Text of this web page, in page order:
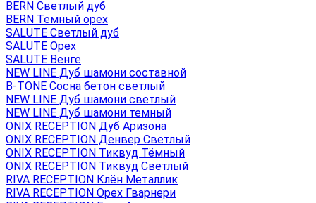
BERN Светлый дуб
BERN Темный орех
SALUTE Светлый дуб
SALUTE Орех
SALUTE Венге
NEW LINE Дуб шамони составной
B-TONE Сосна бетон светлый
NEW LINE Дуб шамони светлый
NEW LINE Дуб шамони темный
ONIX RECEPTION Дуб Аризона
ONIX RECEPTION Денвер Светлый
ONIX RECEPTION Тиквуд Тёмный
ONIX RECEPTION Тиквуд Светлый
RIVA RECEPTION Клён Металлик
RIVA RECEPTION Орех Гварнери